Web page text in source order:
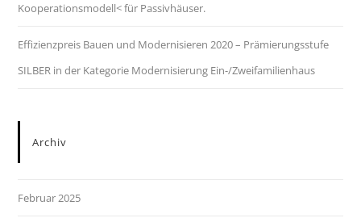
Ko­ope­ra­ti­ons­mo­dell< für Pas­siv­häu­ser.
Effizienzpreis Bauen und Modernisieren 2020 – Prämierungsstufe
SILBER in der Kategorie Modernisierung Ein-/Zweifamilienhaus
Archiv
Februar 2025